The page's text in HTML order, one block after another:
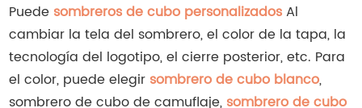
Puede sombreros de cubo personalizadosAl
cambiar la tela del sombrero, el color de la tapa, la
tecnología del logotipo, el cierre posterior, etc. Para
el color, puede elegir sombrero de cubo blanco,
sombrero de cubo de camuflaje, sombrero de cubo